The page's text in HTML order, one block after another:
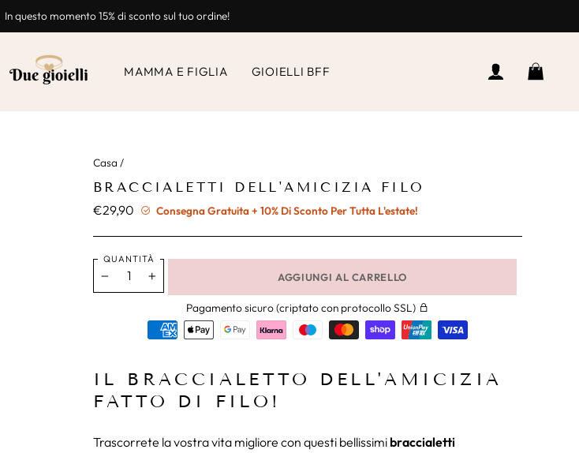
Break
In questo momento 15% di sconto sul tuo ordine!
MAMMA E FIGLIA GIOIELLI BFF ACCEDI
Casa /
BRACCIALETTI DELL'AMICIZIA FILO
€29,90 Prezzo
Consegna Gratuita + 10% Di Sconto Per Tutta L'estate!
QUANTITÀ
AGGIUNGI AL CARRELLO
Pagamento sicuro (criptato con protocollo SSL)
IL BRACCIALETTO DELL'AMICIZIA
FATTO DI FILO!
Trascorrete la vostra vita migliore con questi bellissimi braccialetti